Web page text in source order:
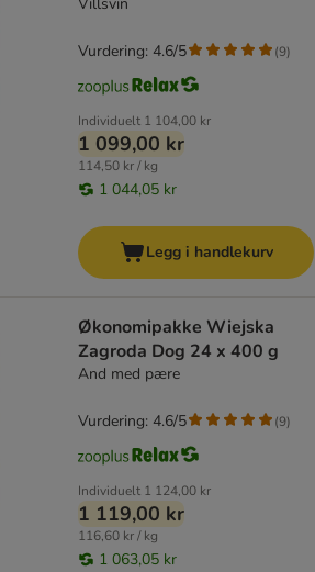
Individuelt 1 104,00 kr
1 099,00 kr
114,50 kr / kg
1 044,05 kr
Vurdering: 4.6/5 (9)
Legg i handlekurv
Økonomipakke Wiejska
Zagroda Dog 24 x 400 g
And med pære
Individuelt 1 124,00 kr
1 119,00 kr
116,60 kr / kg
1 063,05 kr
Vurdering: 4.6/5 (9)